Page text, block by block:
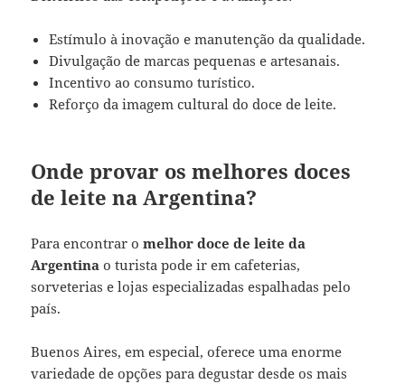
Estímulo à inovação e manutenção da qualidade.
Divulgação de marcas pequenas e artesanais.
Incentivo ao consumo turístico.
Reforço da imagem cultural do doce de leite.
Onde provar os melhores doces
de leite na Argentina?
Para encontrar omelhor doce de leite da
Argentina o turista pode ir em cafeterias,
sorveterias e lojas especializadas espalhadas pelo
país.
Buenos Aires, em especial, oferece uma enorme
variedade de opções para degustar desde os mais